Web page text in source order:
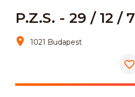
P.Z.S. - 29 / 12 / 7
1021 Budapest